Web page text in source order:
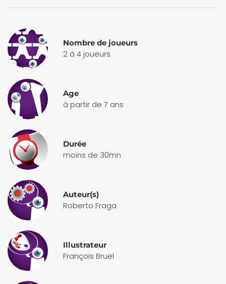
Nombre de joueurs
2 à 4 joueurs
Age
à partir de 7 ans
Durée
moins de 30mn
Auteur(s)
Roberto Fraga
Illustrateur
François Bruel